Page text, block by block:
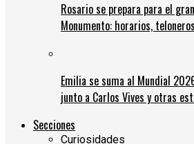
Rosario se prepara para el
Monumento: horarios,
Emilia se suma al Mundial
junto a Carlos Vives y otras
Secciones
Curiosidades